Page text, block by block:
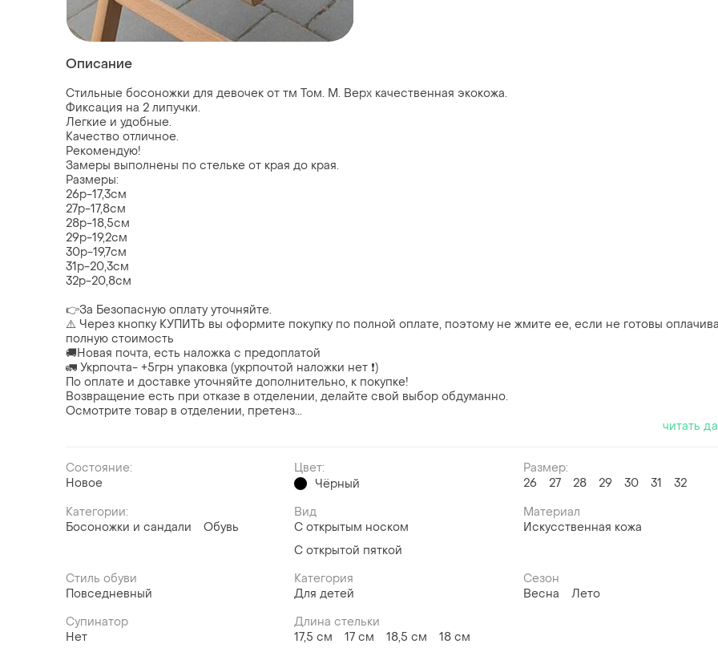
Описание
Стильные босоножки для девочек от тм Том. М. Верх качественная экокожа.
Фиксация на 2 липучки.
Легкие и удобные.
Качество отличное.
Рекомендую!
Замеры выполнены по стельке от края до края.
Размеры:
26р-17,3см
27р-17,8см
28р-18,5см
29р-19,2см
30р-19,7см
31р-20,3см
32р-20,8см
👉За Безопасную оплату уточняйте.
⚠️ Через кнопку КУПИТЬ вы оформите покупку по полной оплате, поэтому не жмите ее, если не готовы
полную стоимость
🚚Новая почта, есть наложка с предоплатой
🚛 Укрпочта- +5грн упаковка (укрпочтой наложки нет ❗️)
По оплате и доставке уточняйте дополнительно, к покупке!
Возвращение есть при отказе в отделении, делайте свой выбор обдуманно.
Осмотрите товар в отделении, претенз...
читать
Состояние:
Новое
Цвет:
Чёрный
Размер:
26
27 28 29 30 31
32
Категории:
Босоножки и сандали
Обувь
Вид
С открытым носком
С открытой пяткой
Материал
Искусственная кожа
Стиль обуви
Повседневный
Категория
Для детей
Сезон
Весна
Лето
Супинатор
Нет
Длина стельки
17,5 см
17 см 18,5 см
18 см